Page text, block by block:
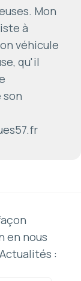
Mon
à
véhicule
qu'il
son
en nous
: